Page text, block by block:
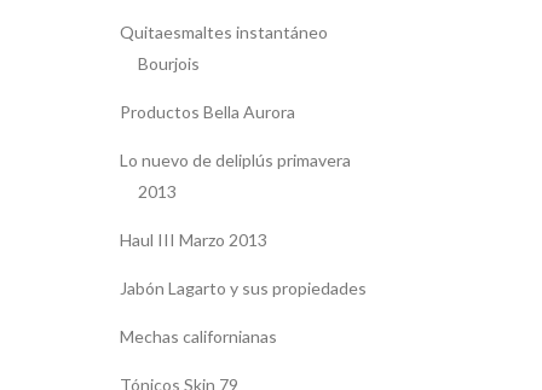
Quitaesmaltes instantáneo
Bourjois
Productos Bella Aurora
Lo nuevo de deliplús primavera
2013
Haul III Marzo 2013
Jabón Lagarto y sus propiedades
Mechas californianas
Tónicos Skin 79